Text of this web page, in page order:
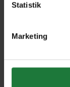
Statistik
Marketing
Danske
Enkeltsalg i